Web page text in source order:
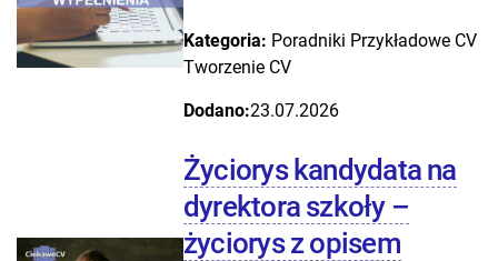
Kategoria: Poradniki Przykładowe CV
Tworzenie CV
Dodano:23.07.2026
Życiorys kandydata na
dyrektora szkoły –
życiorys z opisem